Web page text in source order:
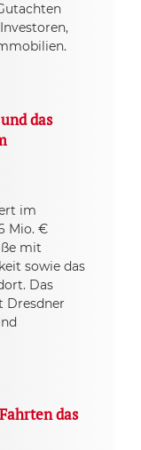
das
im
Mio. €
mit
sowie das
Das
Dresdner
das